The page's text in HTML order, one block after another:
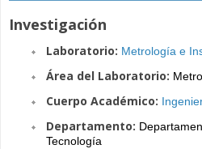
Investigación
Laboratorio: Metrología e
Área del Laboratorio:
Cuerpo Académico:
Departamento:
Tecnología